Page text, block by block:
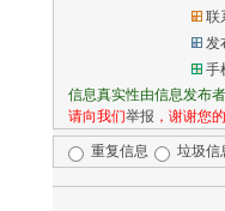
联
发
手
信息真实性由信息发布
请向我们举报 ，谢谢您
重复信息 垃圾信